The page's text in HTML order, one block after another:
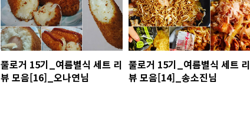
풀로거 15기_여름별식 세트 리
뷰 모음[16]_오나연님
풀로거 15기_여름별식 세트 리
뷰 모음[14]_송소진님